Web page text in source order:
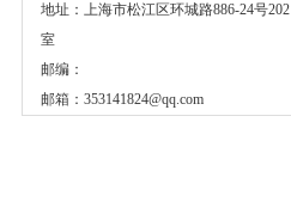
地址：上海市松江区环城路886-24号202
室
邮编：
邮箱： 353141824@qq.com